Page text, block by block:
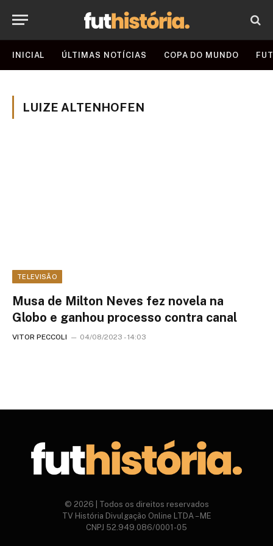
INICIAL ÚLTIMAS NOTÍCIAS COPA DO MUNDO
LUIZE ALTENHOFEN
TELEVISÃO
Musa de Milton Neves fez novela na
Globo e ganhou processo contra canal
VITOR PECCOLI 04/08/2023 - 14:03
© 2026 | Todos os direitos reservados
TV História Divulgação Online LTDA – ME
CNPJ 52.949.086/0001-05